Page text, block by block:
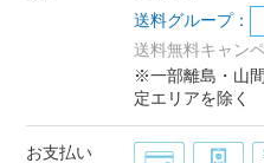
送料グループ：
送料無料キャン
※一部離島・山
定エリアを除く
お支払い